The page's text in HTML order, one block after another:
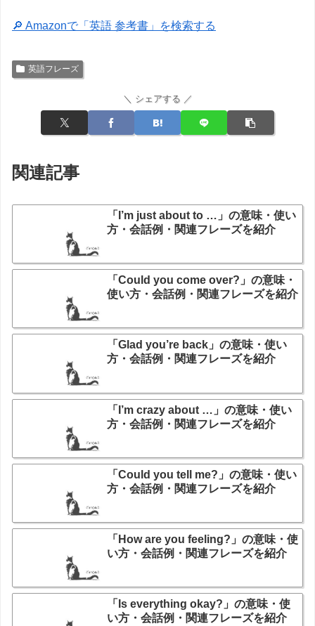
🔎 Amazonで「英語 参考書」を検索する
英語フレーズ
＼ シェアする ／
関連記事
「I’m just about to …」の意味・使い
方・会話例・関連フレーズを紹介
「Could you come over?」の意味・
使い方・会話例・関連フレーズを紹介
「Glad you’re back」の意味・使い
方・会話例・関連フレーズを紹介
「I’m crazy about …」の意味・使い
方・会話例・関連フレーズを紹介
「Could you tell me?」の意味・使い
方・会話例・関連フレーズを紹介
「How are you feeling?」の意味・使
い方・会話例・関連フレーズを紹介
「Is everything okay?」の意味・使
い方・会話例・関連フレーズを紹介